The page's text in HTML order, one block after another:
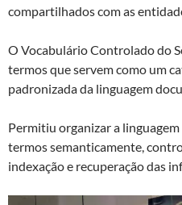
compartilhados com as
O Vocabulário Controlado do
termos que servem como um
padronizada da linguagem
Permitiu organizar a
termos semanticamente,
indexação e recuperação das